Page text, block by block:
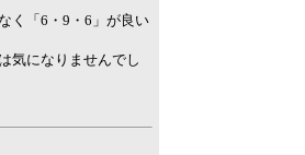
く「6・9・6」が良い
気になりませんでし